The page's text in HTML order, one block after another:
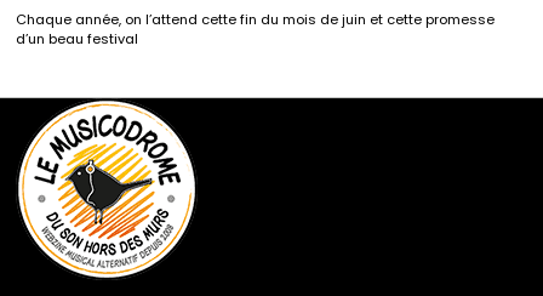
Chaque année, on l’attend cette fin du mois de juin et cette promesse
d’un beau festival